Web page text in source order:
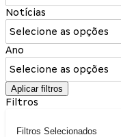
Notícias
Selecione as opções
Ano
Selecione as opções
Aplicar filtros
Filtros
Filtros Selecionados